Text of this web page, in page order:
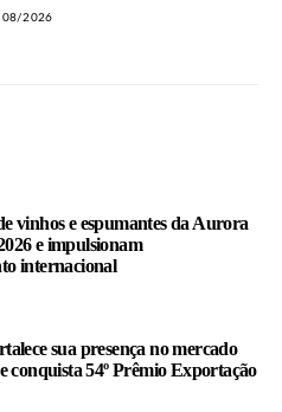
2026
vinhos e espumantes da Aurora
e impulsionam
internacional
sua presença no mercado
conquista 54º Prêmio Exportação